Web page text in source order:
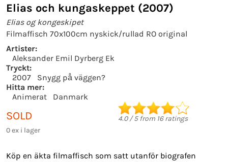
Elias och kungaskeppet (2007)
Elias og kongeskipet
Filmaffisch 70x100cm nyskick/rullad RO original
Artister:
Aleksander Emil Dyrberg Ek
Tryckt:
2007
Snygg på väggen?
Hitta mer:
Animerat
Danmark
SOLD
0 ex i lager
4.0/5from 16ratings
Köp en äkta filmaffisch som satt utanför biografen